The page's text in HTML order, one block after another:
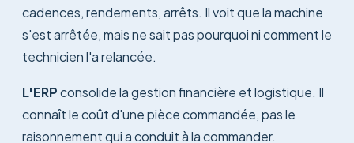
cadences, rendements, arrêts. Il voit que la machine
s'est arrêtée, mais ne sait pas pourquoi ni comment le
technicien l'a relancée.
L'ERPconsolide la gestion financière et logistique. Il
connaît le coût d'une pièce commandée, pas le
raisonnement qui a conduit à la commander.